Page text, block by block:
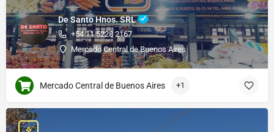
De Santo Hnos. SRL
+54 11 5228 2167
Mercado Central de Buenos Aires
Mercado Central de Buenos Aires +1